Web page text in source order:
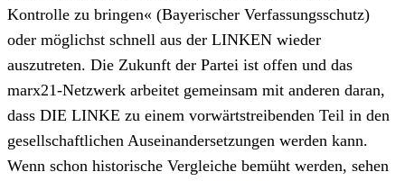
Kontrolle zu bringen« (Bayerischer Verfassungsschutz)
oder möglichst schnell aus der LINKEN wieder
auszutreten. Die Zukunft der Partei ist offen und das
marx21-Netzwerk arbeitet gemeinsam mit anderen daran,
dass DIE LINKE zu einem vorwärtstreibenden Teil in den
gesellschaftlichen Auseinandersetzungen werden kann.
Wenn schon historische Vergleiche bemüht werden, sehen